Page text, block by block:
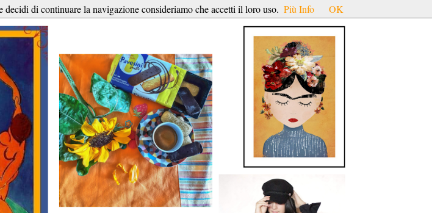
di continuare la navigazione consideriamo che accetti il loro uso. Più Info OK